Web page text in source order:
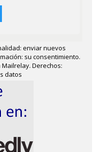
enviar nuevos
su consentimiento.
Derechos:
datos